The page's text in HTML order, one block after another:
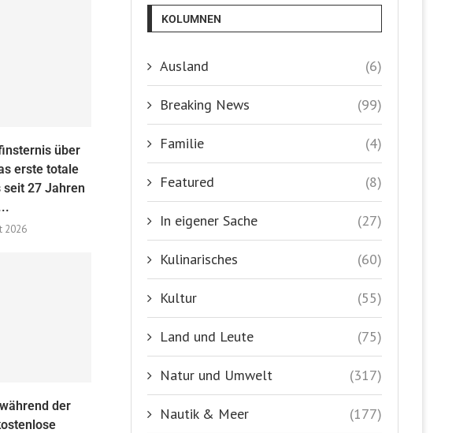
über
erste totale
27 Jahren
2026
der
KOLUMNEN
Ausland (6)
Breaking News (99)
Familie (4)
Featured (8)
In eigener Sache (27)
Kulinarisches (60)
Kultur (55)
Land und Leute (75)
Natur und Umwelt (317)
Nautik & Meer (177)